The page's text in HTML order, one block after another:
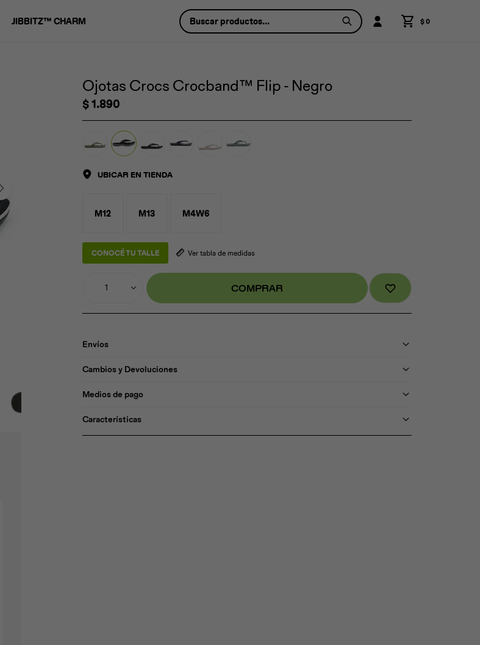
JIBBITZ™ CHARM $0
Ojotas Crocs Crocband™ Flip - Negro
$1.890
UBICAR EN TIENDA
M12 M13 M4W6
CONOCÉ TU TALLE Ver tabla de medidas
1 COMPRAR
Envíos
Cambios y Devoluciones
Medios de pago
Características